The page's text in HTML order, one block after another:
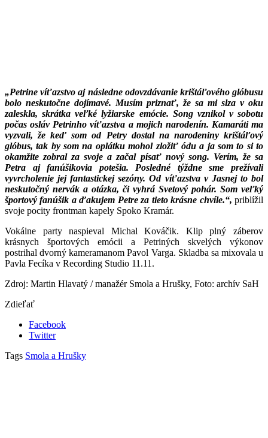
„Petrine víťazstvo aj následne odovzdávanie krištáľového glóbusu
bolo neskutočne dojímavé. Musím priznať, že sa mi slza v oku
zaleskla, skrátka veľké lyžiarske emócie. Song vznikol v sobotu
počas osláv Petrinho víťazstva a mojich narodenín. Kamaráti ma
vyzvali, že keď som od Petry dostal na narodeniny krištáľový
glóbus, tak by som na oplátku mohol zložiť ódu a ja som to si to
okamžite zobral za svoje a začal písať nový song. Verím, že sa
Petra aj fanúšikovia potešia. Posledné týždne sme prežívali
vyvrcholenie jej fantastickej sezóny. Od víťazstva v Jasnej to bol
neskutočný nervák a otázka, či vyhrá Svetový pohár. Som veľký
športový fanúšik a ďakujem Petre za tieto krásne chvíle.“, priblížil
svoje pocity frontman kapely Spoko Kramár.
Vokálne party naspieval Michal Kováčik. Klip plný záberov
krásnych športových emócii a Petriných skvelých výkonov
postrihal dvorný kameramanom Pavol Varga. Skladba sa mixovala u
Pavla Fecíka v Recording Studio 11.11.
Zdroj: Martin Hlavatý / manažér Smola a Hrušky, Foto: archív SaH
Zdieľať
Facebook
Twitter
Tags Smola a Hrušky